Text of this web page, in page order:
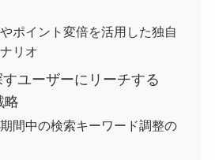
ポイント変倍を活用した独自
リオ
ユーザーにリーチする
略
間中の検索キーワード調整の